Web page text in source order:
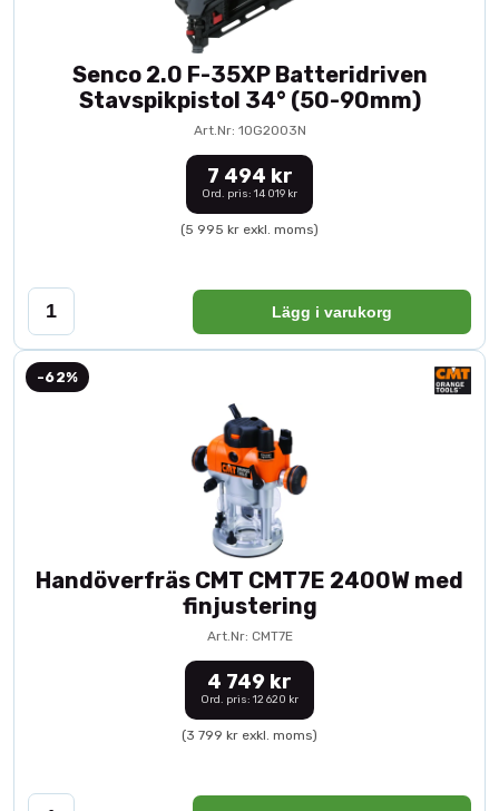
Senco 2.0 F-35XP Batteridriven
Stavspikpistol 34° (50-90mm)
Art.Nr: 10G2003N
7 494 kr
Ord. pris: 14 019 kr
(5 995 kr exkl. moms)
Lägg i varukorg
-62%
Handöverfräs CMT CMT7E 2400W med
finjustering
Art.Nr: CMT7E
4 749 kr
Ord. pris: 12 620 kr
(3 799 kr exkl. moms)